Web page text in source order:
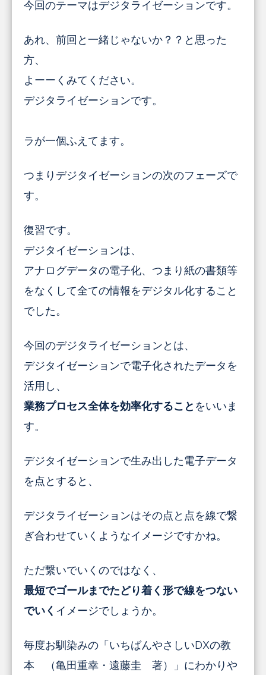
今回のテーマはデジタライゼーションです。
あれ、前回と一緒じゃないか？？と思った
方、
よーーくみてください。
デジタ ラ イゼーションです。
ラが一個ふえてます。
つまりデジタイゼーションの次のフェーズで
す。
復習です。
デジタイゼーションは、
アナログデータの電子化、つまり紙の書類等
をなくして全ての情報をデジタル化すること
でした。
今回のデジタライゼーションとは、
デジタイゼーションで電子化されたデータを
活用し、
業務プロセス全体を効率化すること をいいま
す。
デジタイゼーションで生み出した電子データ
を点とすると、
デジタライゼーションはその点と点を線で繋
ぎ合わせていくようなイメージですかね。
ただ繋いでいくのではなく、
最短でゴールまでたどり着く形で線をつない
でいく イメージでしょうか。
毎度お馴染みの「いちばんやさしいDXの教
本 （亀田重幸・遠藤圭 著）」にわかりや